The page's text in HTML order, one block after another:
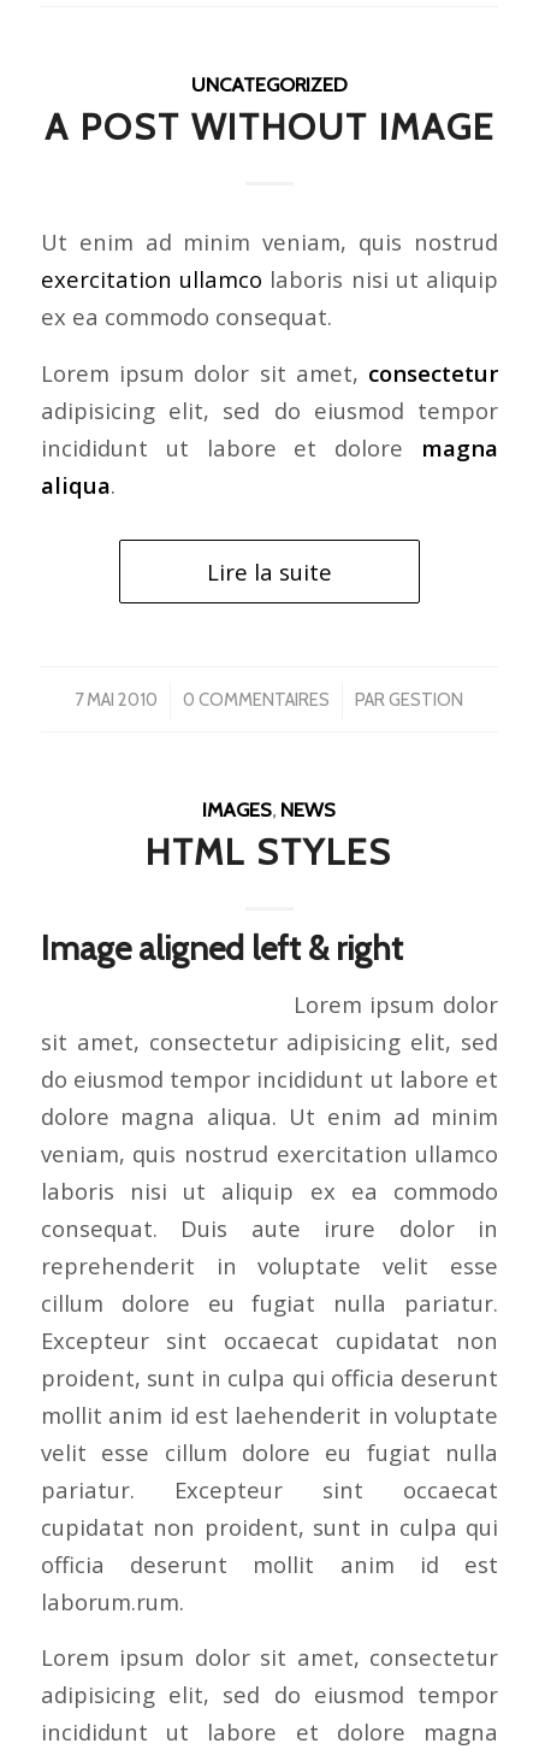
UNCATEGORIZED
A POST WITHOUT IMAGE
Ut enim ad minim veniam, quis nostrud
exercitation ullamco laboris nisi ut aliquip
ex ea commodo consequat.
Lorem ipsum dolor sit amet, consectetur
adipisicing elit, sed do eiusmod tempor
incididunt ut labore et dolore magna
aliqua.
Lire la suite
7 MAI 2010
/ 0 COMMENTAIRES
/ PARGESTION
IMAGES, NEWS
HTML STYLES
Image aligned left & right
Lorem ipsum dolor
sit amet, consectetur adipisicing elit, sed
do eiusmod tempor incididunt ut labore et
dolore magna aliqua. Ut enim ad minim
veniam, quis nostrud exercitation ullamco
laboris nisi ut aliquip ex ea commodo
consequat. Duis aute irure dolor in
reprehenderit in voluptate velit esse
cillum dolore eu fugiat nulla pariatur.
Excepteur sint occaecat cupidatat non
proident, sunt in culpa qui officia deserunt
mollit anim id est laehenderit in voluptate
velit esse cillum dolore eu fugiat nulla
pariatur. Excepteur sint occaecat
cupidatat non proident, sunt in culpa qui
officia deserunt mollit anim id est
laborum.rum.
Lorem ipsum dolor sit amet, consectetur
adipisicing elit, sed do eiusmod tempor
incididunt ut labore et dolore magna